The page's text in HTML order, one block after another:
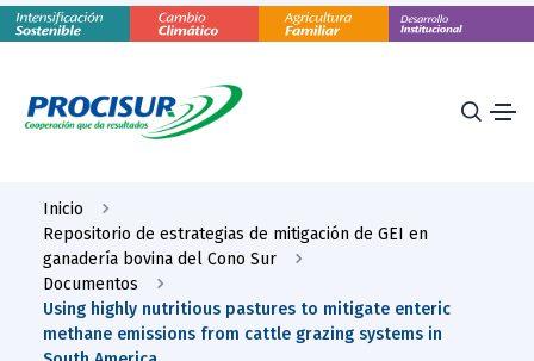
Inicio
Repositorio de estrategias de mitigación de GEI en
ganadería bovina del Cono Sur
Documentos
Using highly nutritious pastures to mitigate enteric
methane emissions from cattle grazing systems in